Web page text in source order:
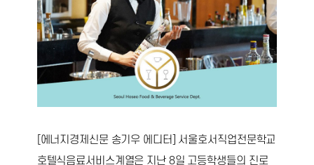
[에너지경제신문 송기우 에디터] 서울호서직업전문학교
호텔식음료서비스계열은 지난 8일 고등학생들의 진로